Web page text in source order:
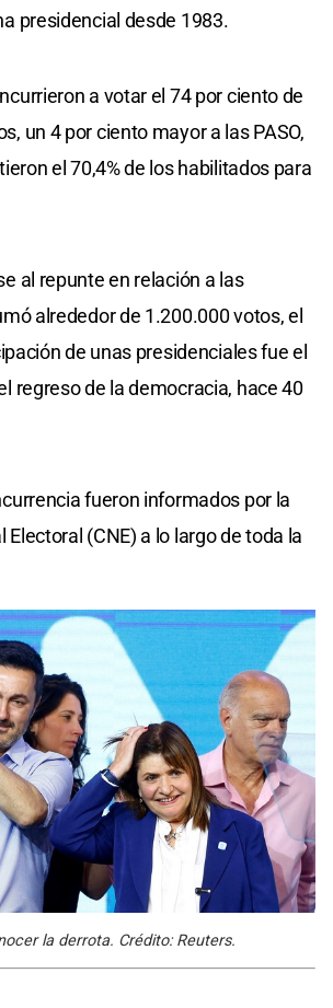
presidencial desde 1983.
a votar el 74 por ciento de
un 4 por ciento mayor a las PASO,
el 70,4% de los habilitados para
al repunte en relación a las
alrededor de 1.200.000 votos, el
de unas presidenciales fue el
regreso de la democracia, hace 40
fueron informados por la
Electoral (CNE) a lo largo de toda la
la derrota. Crédito: Reuters.